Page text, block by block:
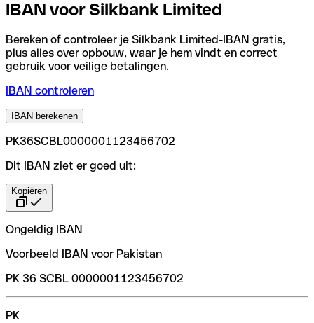
IBAN voor Silkbank Limited
Bereken of controleer je Silkbank Limited-IBAN gratis,
plus alles over opbouw, waar je hem vindt en correct
gebruik voor veilige betalingen.
IBAN controleren
IBAN berekenen
PK36SCBL0000001123456702
Dit IBAN ziet er goed uit:
Kopiëren
Ongeldig IBAN
Voorbeeld IBAN voor Pakistan
PK 36 SCBL 0000001123456702
PK